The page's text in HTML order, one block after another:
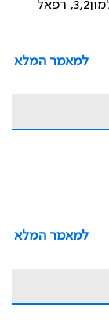
יוסי סמורז'יק1, יגאל מירובסקי2,1, אהוד שלמון3,2, רפאל
למאמר המלא
למאמר המלא